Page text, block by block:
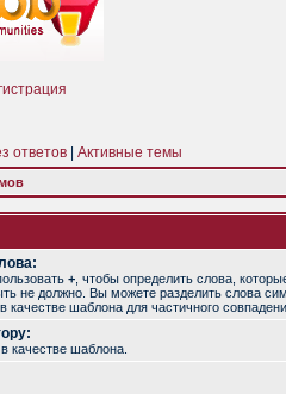
ответов Активные темы
+ , чтобы определить слова,
не должно. Вы можете разделить слова
качестве шаблона для частичного
качестве шаблона.